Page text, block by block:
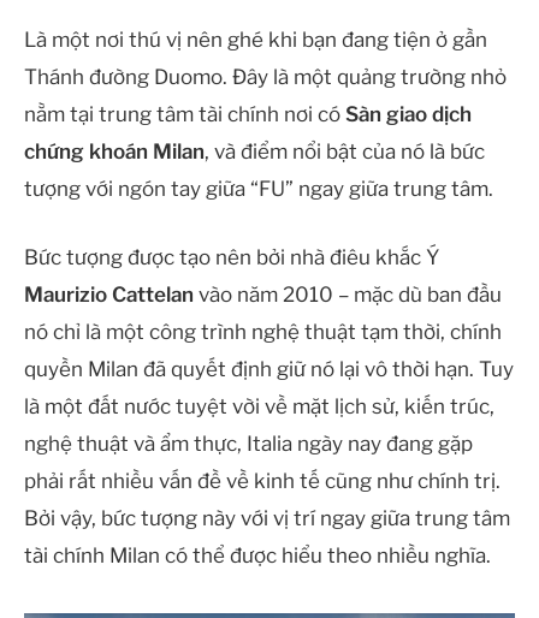
Là một nơi thú vị nên ghé khi bạn đang tiện ở gần
Thánh đường Duomo. Đây là một quảng trường nhỏ
nằm tại trung tâm tài chính nơi có Sàn giao dịch
chứng khoán Milan, và điểm nổi bật của nó là bức
tượng với ngón tay giữa “FU” ngay giữa trung tâm.
Bức tượng được tạo nên bởi nhà điêu khắc Ý
Maurizio Cattelan vào năm 2010 – mặc dù ban đầu
nó chỉ là một công trình nghệ thuật tạm thời, chính
quyền Milan đã quyết định giữ nó lại vô thời hạn. Tuy
là một đất nước tuyệt vời về mặt lịch sử, kiến trúc,
nghệ thuật và ẩm thực, Italia ngày nay đang gặp
phải rất nhiều vấn đề về kinh tế cũng như chính trị.
Bởi vậy, bức tượng này với vị trí ngay giữa trung tâm
tài chính Milan có thể được hiểu theo nhiều nghĩa.